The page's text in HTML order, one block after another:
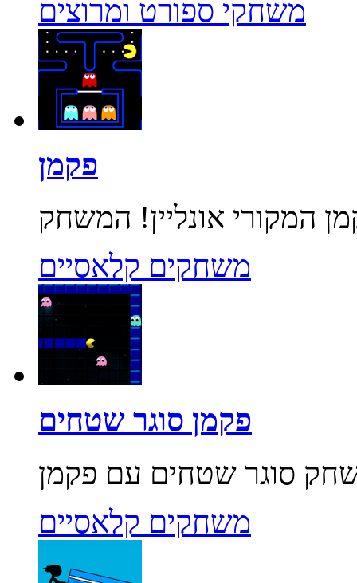
משחקי ספורט ומרוצים
פקמן
משחקים קלאסיים
פקמן סוגר שטחים
משחקים קלאסיים